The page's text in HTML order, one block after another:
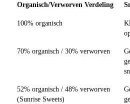
Organisch/Verworven Verdeling
100% organisch
70% organisch / 30% verworven
52% organisch / 48% verworven
(Sunrise Sweets)